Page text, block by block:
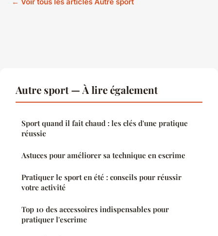
Autre sport — À lire également
Sport quand il fait chaud : les clés d'une pratique
réussie
Astuces pour améliorer sa technique en escrime
Pratiquer le sport en été : conseils pour réussir
votre activité
Top 10 des accessoires indispensables pour
pratiquer l'escrime